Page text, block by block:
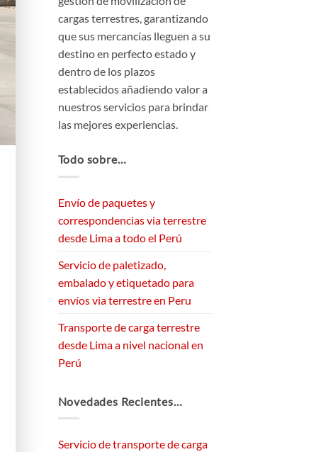
cargas terrestres, garantizando
que sus mercancías lleguen a su
destino en perfecto estado y
dentro de los plazos
establecidos añadiendo valor a
nuestros servicios para brindar
las mejores experiencias.
Todo sobre…
Envío de paquetes y
correspondencias via terrestre
desde Lima a todo el Perú
Servicio de paletizado,
embalado y etiquetado para
envíos via terrestre en Peru
Transporte de carga terrestre
desde Lima a nivel nacional en
Perú
Novedades Recientes…
Servicio de transporte de carga